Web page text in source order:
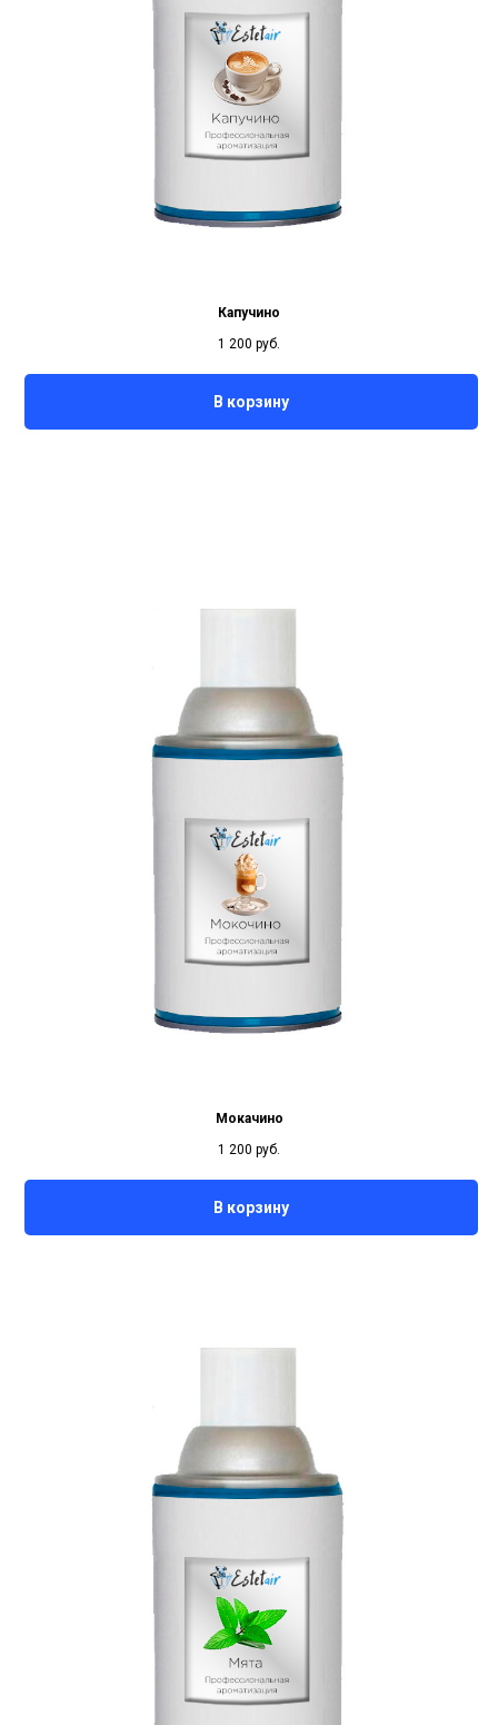
Капучино
1 200 руб.
В корзину
Мокачино
1 200 руб.
В корзину